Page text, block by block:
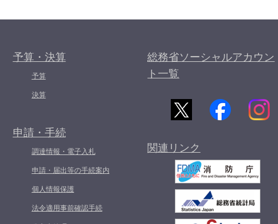
予算・決算
予算
決算
申請・手続
調達情報・電子入札
申請・届出等の手続案内
個人情報保護
法令適用事前確認手続
総務省ソーシャルアカウン
ト一覧
関連リンク